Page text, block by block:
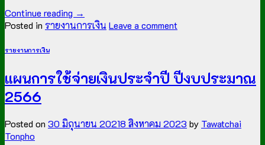
Continue reading →
Posted in รายงานการเงิน Leave a comment
รายงานการเงิน
แผนการใช้จ่ายเงินประจำปี ปีงบประมาณ
2566
Posted on 30 มิถุนายน 20218 สิงหาคม 2023 by Tawatchai
Tonpho